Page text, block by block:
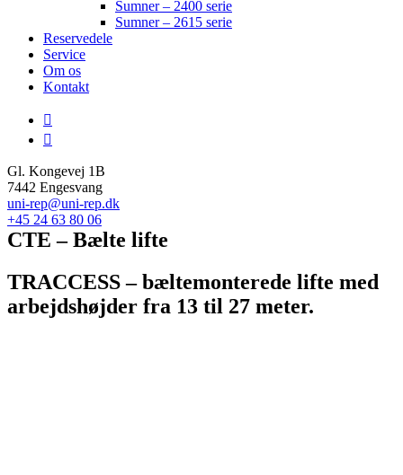
Sumner – 2400 serie
Sumner – 2615 serie
Reservedele
Service
Om os
Kontakt
Gl. Kongevej 1B
7442 Engesvang
uni-rep@uni-rep.dk
+45 24 63 80 06
CTE – Bælte lifte
TRACCESS – bæltemonterede lifte med
arbejdshøjder fra 13 til 27 meter.